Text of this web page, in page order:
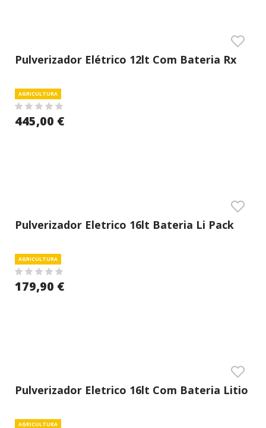
Pulverizador Elétrico 12lt Com Bateria Rx
AGRICULTURA
445,00 €
Pulverizador Eletrico 16lt Bateria Li Pack
AGRICULTURA
179,90 €
Pulverizador Eletrico 16lt Com Bateria Litio
AGRICULTURA